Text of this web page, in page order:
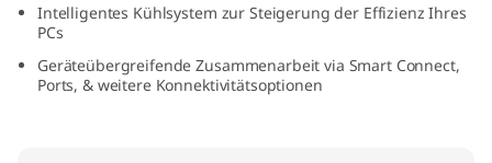
e
Intelligentes Kühlsystem zur Steigerung der Effizienz Ihres
PCs
Geräteübergreifende Zusammenarbeit via Smart Connect,
Ports, & weitere Konnektivitätsoptionen